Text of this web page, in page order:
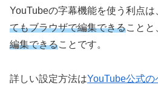
YouTubeの字幕機能を使う利点は
てもブラウザで編集できることと
編集できることです。
詳しい設定方法はYouTube公式の